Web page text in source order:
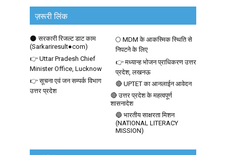
ज़रूरी लिंक
🌑 सरकारी रिजल्ट डाट काम
(Sarkariresult●com)
🌕 MDM के आकस्मिक स्थिति से
निपटने के लिए
👉 Uttar Pradesh Chief
Minister Office, Lucknow
👉 मध्यान्ह भोजन प्राधिकरण उत्तर
प्रदेश, लखनऊ
👉 सूचना एवं जन सम्पर्क विभाग
उत्तर प्रदेश
🔴 UPTET का आनलाईन आवेदन
🔴 उत्तर प्रदेश के महत्वपूर्ण
शासनादेश
🔵 भारतीय साक्षरता मिशन
(NATIONAL LITERACY
MISSION)